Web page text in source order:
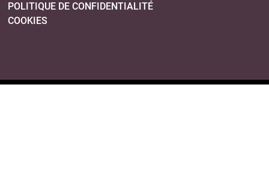
POLITIQUE DE CONFIDENTIALITÉ
COOKIES